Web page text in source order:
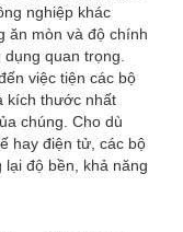
nghiệp khác
ăn mòn và độ chính
quan trọng.
việc tiện các bộ
kích thước nhất
chúng. Cho dù
hay điện tử, các bộ
lại độ bền, khả năng